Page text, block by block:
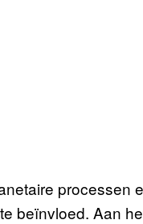
processen
beïnvloed. Aan